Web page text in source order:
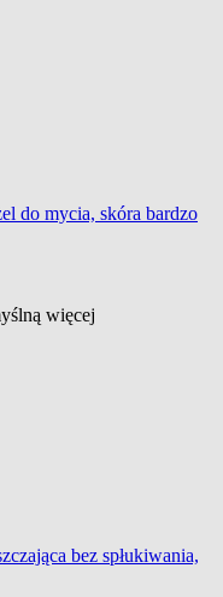
do mycia, skóra bardzo
więcej
bez spłukiwania,